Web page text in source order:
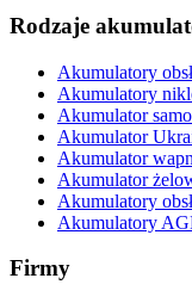
Rodzaje
Akumulatory
Akumulatory
Akumulator
Akumulator
Akumulator
Akumulator
Akumulatory
Akumulatory
Firmy